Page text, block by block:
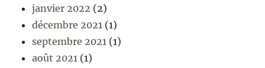
janvier 2022 (2)
décembre 2021 (1)
septembre 2021 (1)
août 2021 (1)